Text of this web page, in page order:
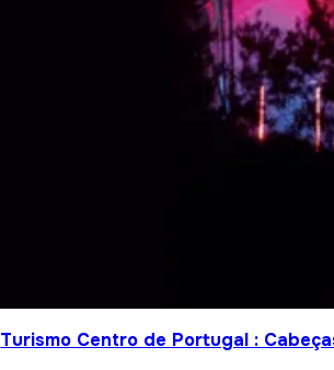
Turismo Centro de Portugal :